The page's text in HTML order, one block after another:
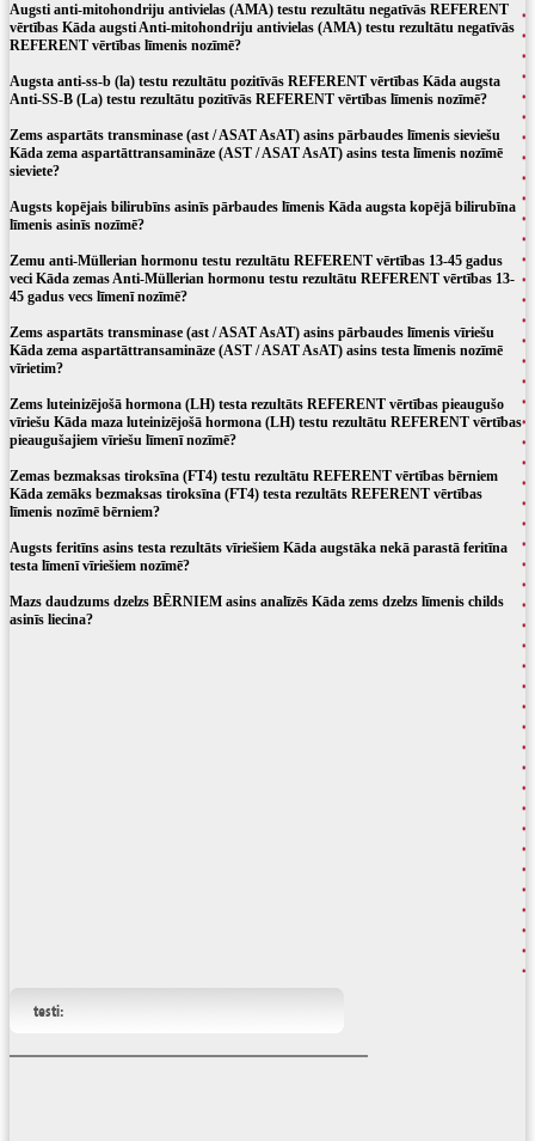
Augsti anti-mitohondriju antivielas (AMA) testu rezultātu negatīvās REFERENT
vērtības Kāda augsti Anti-mitohondriju antivielas (AMA) testu rezultātu negatīvās
REFERENT vērtības līmenis nozīmē?
Augsta anti-ss-b (la) testu rezultātu pozitīvās REFERENT vērtības Kāda augsta
Anti-SS-B (La) testu rezultātu pozitīvās REFERENT vērtības līmenis nozīmē?
Zems aspartāts transminase (ast / ASAT AsAT) asins pārbaudes līmenis sieviešu
Kāda zema aspartāttransamināze (AST / ASAT AsAT) asins testa līmenis nozīmē
sieviete?
Augsts kopējais bilirubīns asinīs pārbaudes līmenis Kāda augsta kopējā bilirubīna
līmenis asinīs nozīmē?
Zemu anti-Müllerian hormonu testu rezultātu REFERENT vērtības 13-45 gadus
veci Kāda zemas Anti-Müllerian hormonu testu rezultātu REFERENT vērtības 13-
45 gadus vecs līmenī nozīmē?
Zems aspartāts transminase (ast / ASAT AsAT) asins pārbaudes līmenis vīriešu
Kāda zema aspartāttransamināze (AST / ASAT AsAT) asins testa līmenis nozīmē
vīrietim?
Zems luteinizējošā hormona (LH) testa rezultāts REFERENT vērtības pieaugušo
vīriešu Kāda maza luteinizējošā hormona (LH) testu rezultātu REFERENT vērtības
pieaugušajiem vīriešu līmenī nozīmē?
Zemas bezmaksas tiroksīna (FT4) testu rezultātu REFERENT vērtības bērniem
Kāda zemāks bezmaksas tiroksīna (FT4) testa rezultāts REFERENT vērtības
līmenis nozīmē bērniem?
Augsts feritīns asins testa rezultāts vīriešiem Kāda augstāka nekā parastā feritīna
testa līmenī vīriešiem nozīmē?
Mazs daudzums dzelzs BĒRNIEM asins analīzēs Kāda zems dzelzs līmenis childs
asinīs liecina?
testi: